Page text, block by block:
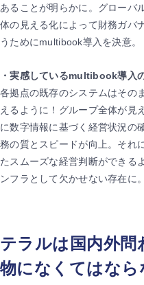
あることが明らかに。グローバ
体の見える化によって財務ガバ
うためにmultibook導入を決意。
・実感しているmultibook導入
各拠点の既存のシステムはその
えるように！グループ全体が見
に数字情報に基づく経営状況の
務の質とスピードが向上。それ
たスムーズな経営判断ができる
ンフラとして欠かせない存在に。
テラルは国内外
物になくてはなら